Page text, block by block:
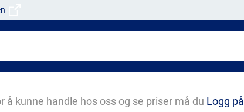
å kunne handle hos oss og se priser må du Logg på